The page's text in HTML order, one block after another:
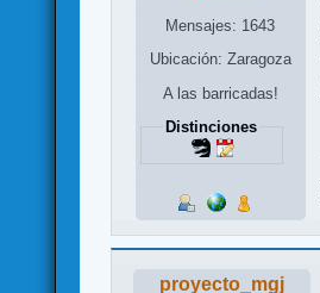
Mensajes: 1643
Ubicación: Zaragoza
A las barricadas!
Distinciones
proyecto_mgj